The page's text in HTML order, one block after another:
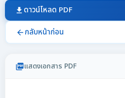
download ดาวน์โหลด PDF
arrow_back กลับหน้าก่อน
picture_as_pdfแสดงเอกสาร PDF